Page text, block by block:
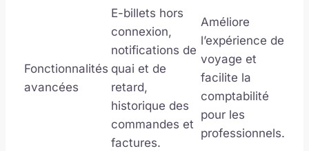
Fonctionnalités
avancées
E-billets hors
connexion,
notifications de
quai et de
retard,
historique des
commandes et
factures.
Améliore
l’expérience de
voyage et
facilite la
comptabilité
pour les
professionnels.